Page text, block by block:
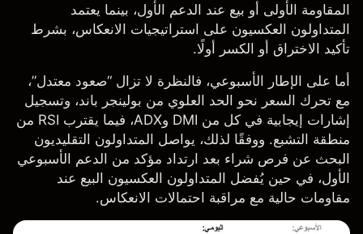
المقاومة الأولى أو بيع عند الدعم الأول، بينما يعتمد
المتداولون العكسيون على استراتيجيات الانعكاس، بشرط
تأكيد الاختراق أو الكسر أولًا.
أما على الإطار الأسبوعي، فالنظرة لا تزال “صعود معتدل”،
مع تحرك السعر نحو الحد العلوي من بولينجر باند، وتسجيل
إشارات إيجابية في كل من DMI وADX، فيما يقترب RSI من
منطقة التشبع. ووفقًا لذلك، يواصل المتداولون التقليديون
البحث عن فرص شراء بعد ارتداد مؤكد من الدعم الأسبوعي
الأول، في حين يُفضل المتداولون العكسيون البيع عند
مقاومات حالية مع مراقبة احتمالات الانعكاس.